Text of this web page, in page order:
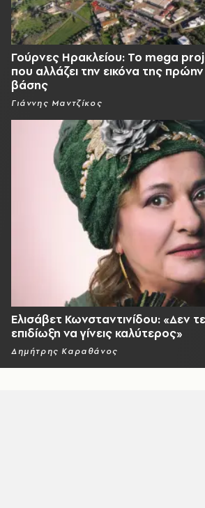
Γούρνες Ηρακλείου: To mega
που αλλάζει την εικόνα της
βάσης
Γιάννης Μαντζίκος
Ελισάβετ Κωνσταντινίδου: «Δεν
επιδίωξη να γίνεις καλύτερος»
Δημήτρης Καραθάνος